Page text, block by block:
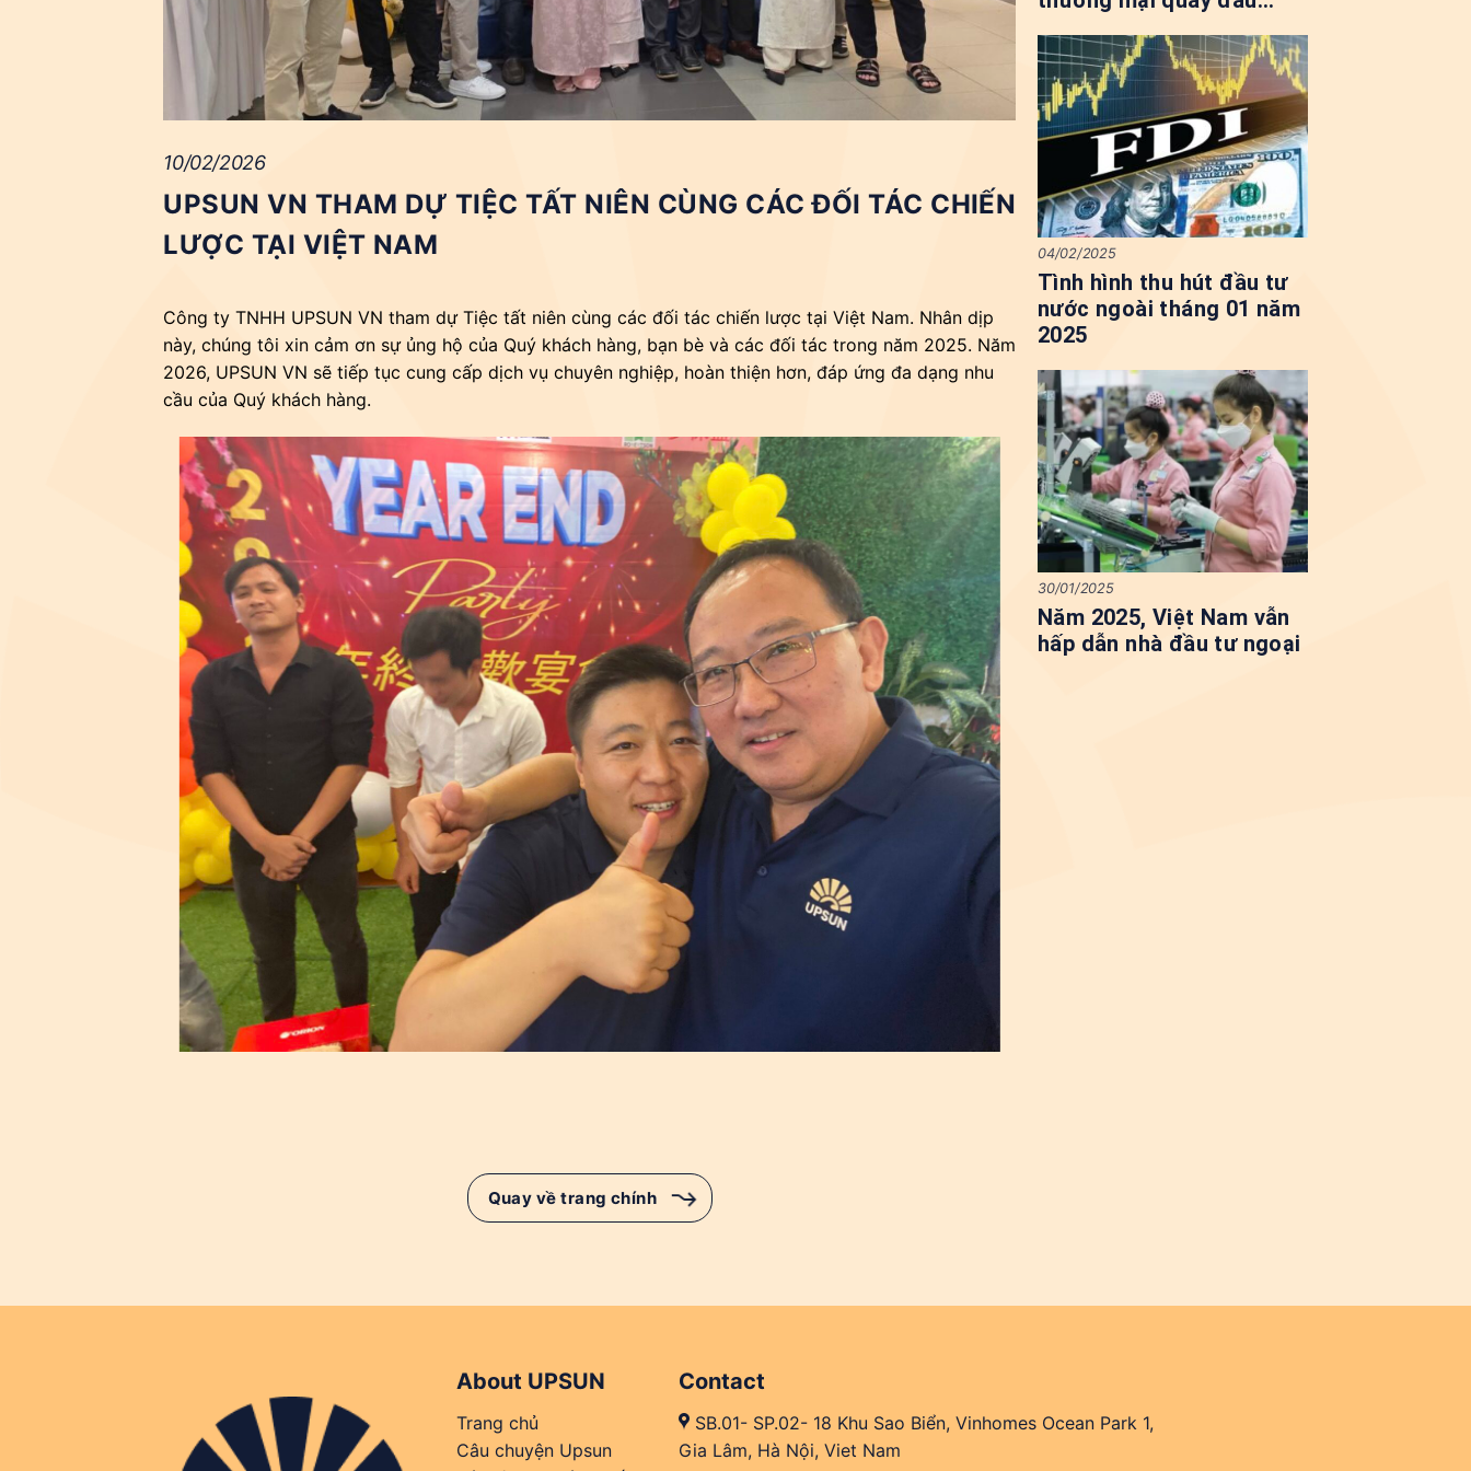
10/02/2026
UPSUN VN THAM DỰ TIỆC TẤT NIÊN CÙNG CÁC ĐỐI TÁC CHIẾN
LƯỢC TẠI VIỆT NAM
Công ty TNHH UPSUN VN tham dự Tiệc tất niên cùng các đối tác chiến lược tại Việt Nam. Nhân dịp
này, chúng tôi xin cảm ơn sự ủng hộ của Quý khách hàng, bạn bè và các đối tác trong năm 2025. Năm
2026, UPSUN VN sẽ tiếp tục cung cấp dịch vụ chuyên nghiệp, hoàn thiện hơn, đáp ứng đa dạng nhu
cầu của Quý khách hàng.
Quay về trang chính
Tình hình thu hút đầu tư
nước ngoài tháng 01 năm
2025
04/02/2025
Năm 2025, Việt Nam vẫn
hấp dẫn nhà đầu tư ngoại
30/01/2025
About UPSUN
Trang chủ
Câu chuyện Upsun
Contact
SB.01- SP.02- 18 Khu Sao Biển, Vinhomes Ocean Park 1,
Gia Lâm, Hà Nội, Viet Nam